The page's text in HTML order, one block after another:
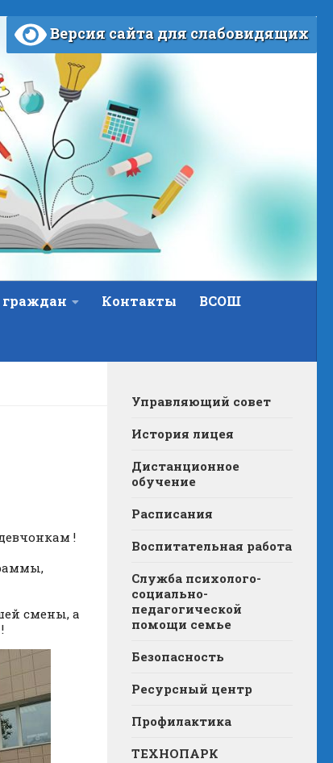
Версия сайта для слабовидящих
Контакты ВСОШ
!
смены, а
Управляющий совет
История лицея
Дистанционное
обучение
Расписания
Воспитательная работа
Служба психолого-
социально-
педагогической
помощи семье
Безопасность
Ресурсный центр
Профилактика
ТЕХНОПАРК